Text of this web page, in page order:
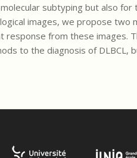
subtyping but also for
images, we propose two
response from these images.
to the diagnosis of DLBCL,